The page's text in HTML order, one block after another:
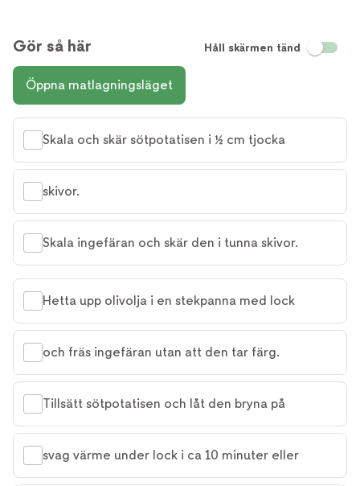
Gör så här Håll skärmen tänd
Öppna matlagningsläget
Skala och skär sötpotatisen i ½ cm tjocka
skivor.
Skala ingefäran och skär den i tunna skivor.
Hetta upp olivolja i en stekpanna med lock
och fräs ingefäran utan att den tar färg.
Tillsätt sötpotatisen och låt den bryna på
svag värme under lock i ca 10 minuter eller